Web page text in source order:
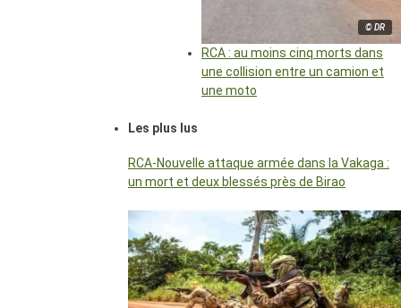
© DR
RCA : au moins cinq morts dans
une collision entre un camion et
une moto
Les plus lus
RCA-Nouvelle attaque armée dans la Vakaga :
un mort et deux blessés près de Birao